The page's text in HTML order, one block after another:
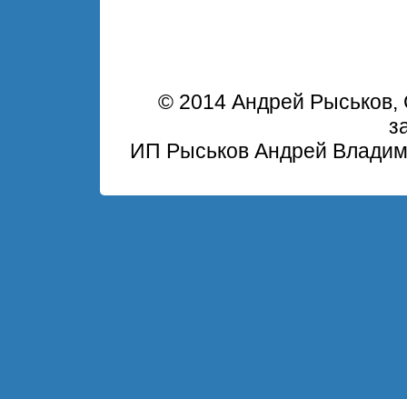
© 2014 Андрей Рыськов,
ИП Рыськов Андрей